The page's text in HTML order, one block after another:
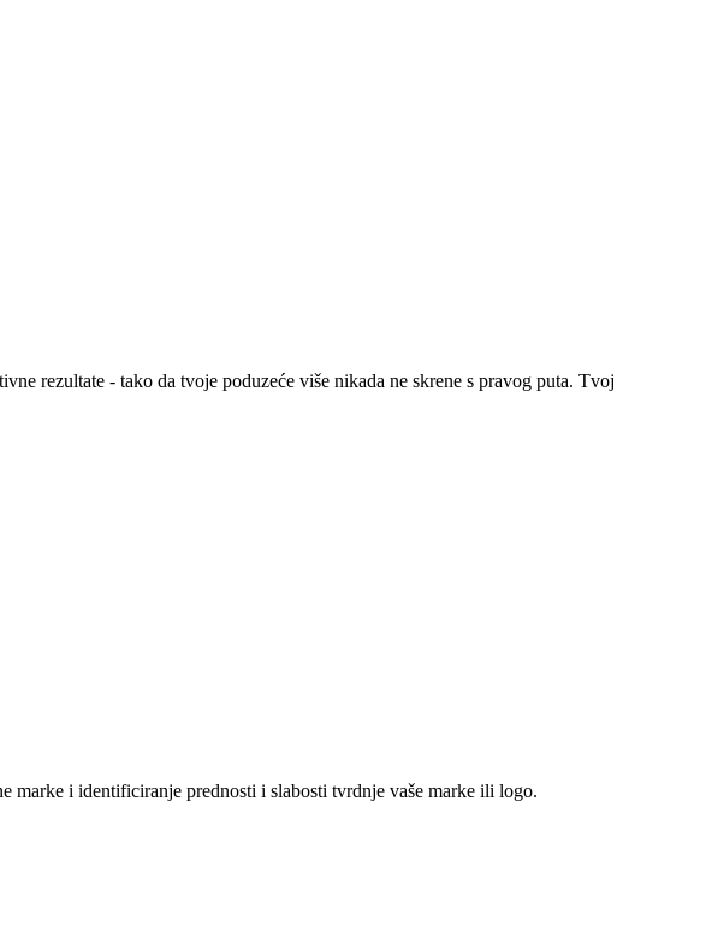
rezultate - tako da tvoje poduzeće više nikada ne skrene s pravog puta. Tvoj
marke i identificiranje prednosti i slabosti tvrdnje vaše marke ili logo.